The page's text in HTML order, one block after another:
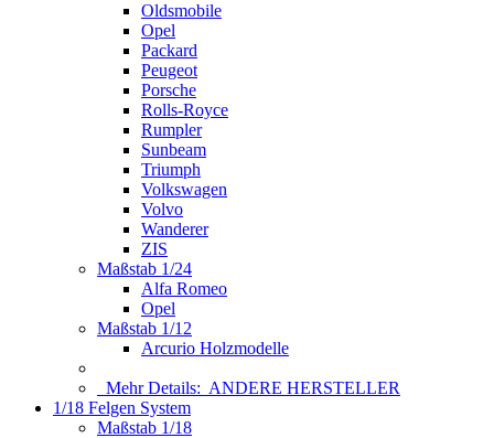
Oldsmobile
Opel
Packard
Peugeot
Porsche
Rolls-Royce
Rumpler
Sunbeam
Triumph
Volkswagen
Volvo
Wanderer
ZIS
Maßstab 1/24
Alfa Romeo
Opel
Maßstab 1/12
Arcurio Holzmodelle
Mehr Details: ANDERE HERSTELLER
1/18 Felgen System
Maßstab 1/18